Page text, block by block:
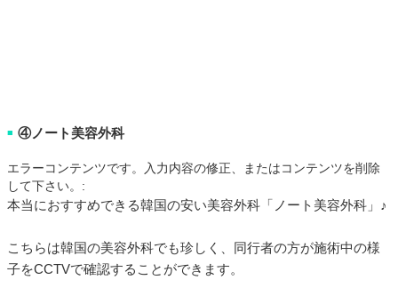
■ ④ノート美容外科
エラーコンテンツです。入力内容の修正、またはコンテンツを削除
して下さい。:
本当におすすめできる韓国の安い美容外科「ノート美容外科」♪
こちらは韓国の美容外科でも珍しく、同行者の方が施術中の様
子をCCTVで確認することができます。